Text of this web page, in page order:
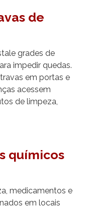
de
grades de
impedir quedas.
em portas e
acessem
de limpeza,
químicos
medicamentos e
em locais